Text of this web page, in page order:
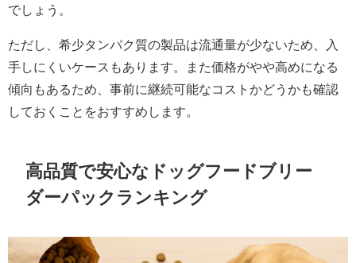
でしょう。
ただし、希少タンパク質の製品は流通量が少ないため、入
手しにくいケースもあります。また価格がやや高めになる
傾向もあるため、事前に継続可能なコストかどうかも確認
しておくことをおすすめします。
高品質で安心なドッグフードブリー
ダーパックランキング